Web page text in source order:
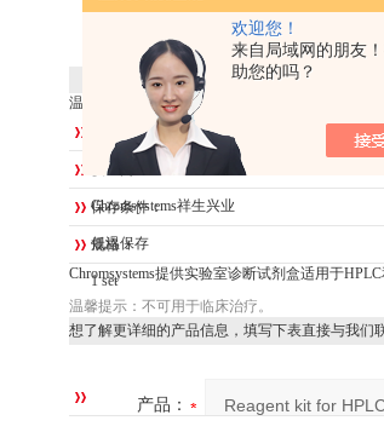
欢迎您！
来自局域网的朋友
助您的吗？
点击放大
[详细资料]
温馨提示：仅用于科研，不可用于临床治疗
大量
供应商：
Chromsystems祥生兴业
保存条件：
低温保存
规格：
1 set
Chromsystems提供实验室诊断试剂盒适用于
温馨提示：不可用于临床治疗。
想了解更详细的产品信息，填写下表直接与我们
产品：